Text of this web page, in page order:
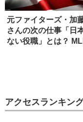
元ファイターズ・加
さんの次の仕事「日
ない役職」とは？
アクセスランキン